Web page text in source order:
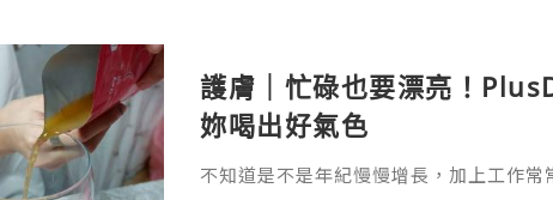
護膚｜忙碌也要漂亮！
妳喝出好氣色
不知道是不是年紀慢慢增長，加上工作